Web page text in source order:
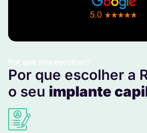
Por que nos escolher?
Por que escolher a
o seu implante